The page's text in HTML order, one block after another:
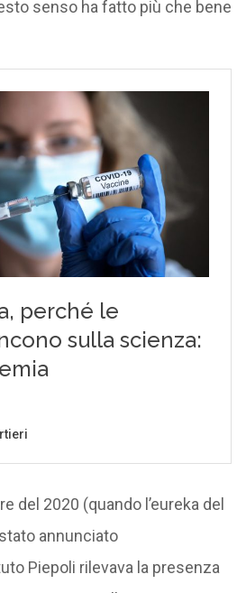
senso ha fatto più che bene
del 2020 (quando l’eureka del
annunciato
Piepoli rilevava la presenza